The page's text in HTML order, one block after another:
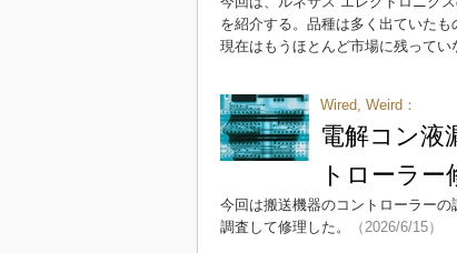
を紹介する。品種は多く出ていた
現在はもうほとんど市場に残ってい
Wired, Weird：
電解コン
トローラー
今回は搬送機器のコントローラー
調査して修理した。
（2026/6/15）